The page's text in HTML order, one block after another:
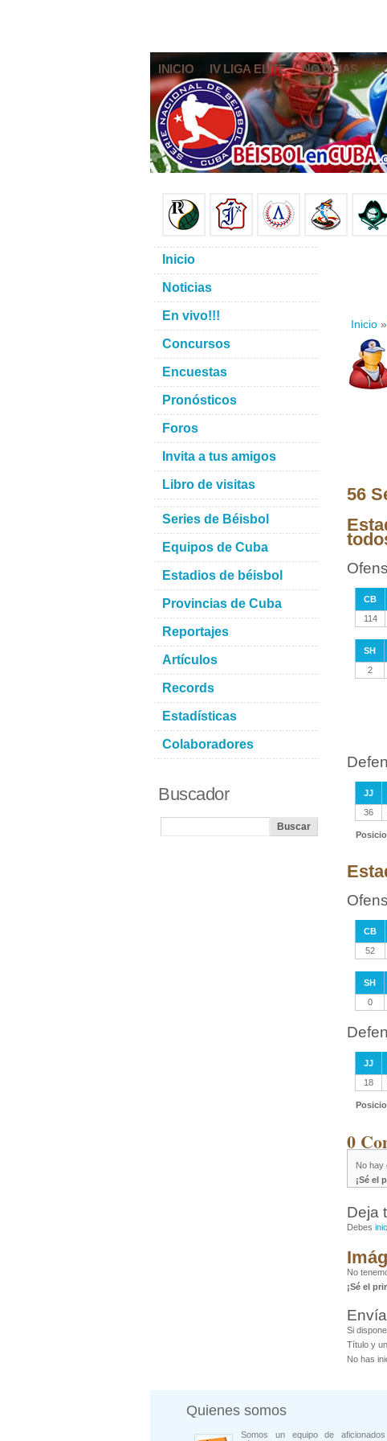
INICIO IV LIGA ELITE NOTICIAS
Inicio »
56
CB
114
SH
2
JJ
36
CB
52
SH
0
JJ
18
0
No hay
¡Sé el
Deja
Debes
No
¡Sé el
Si
Título y
No has
Inicio
Noticias
En vivo!!!
Concursos
Encuestas
Pronósticos
Foros
Invita a tus amigos
Libro de visitas
Series de Béisbol
Equipos de Cuba
Estadios de béisbol
Provincias de Cuba
Reportajes
Artículos
Records
Estadísticas
Colaboradores
Buscador
Quienes somos
Somos un equipo de